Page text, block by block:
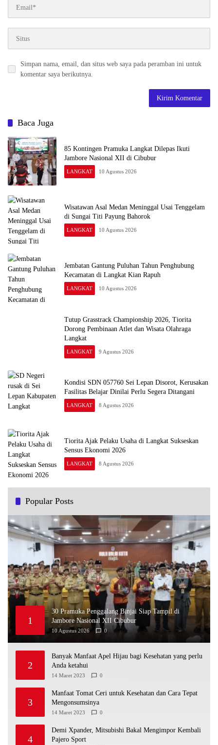
Simpan nama, email, dan situs web saya pada peramban ini untuk
komentar saya berikutnya.
Baca Juga
85 Kontingen Pramuka Langkat Dilepas Ikuti
Jambore Nasional XII di Cibubur
LANGKAT 10 Agustus 2026
Wisatawan Asal Medan Meninggal Usai Tenggelam
di Sungai Titi Payung Bahorok
LANGKAT 10 Agustus 2026
Jembatan Gantung Puluhan Tahun Penghubung
Kecamatan di Langkat Kian Rapuh
LANGKAT 10 Agustus 2026
Tutup Grasstrack Championship 2026, Tiorita
Dorong Pembinaan Atlet dan Wisata Olahraga
Langkat
LANGKAT 9 Agustus 2026
Kondisi SDN 057760 Sei Lepan Disorot, Kerusakan
Fasilitas Belajar Dinilai Perlu Segera Ditangani
LANGKAT 8 Agustus 2026
Tiorita Ajak Pelaku Usaha di Langkat Sukseskan
Sensus Ekonomi 2026
LANGKAT 8 Agustus 2026
Popular Posts
1
30 Pramuka Penggalang Binjai Siap Tampil di
Jambore Nasional XII Cibubur
10 Agustus 2026 0
2
Banyak Manfaat Apel Hijau bagi Kesehatan yang perlu
Anda ketahui
14 Maret 2023 0
3
Manfaat Tomat Ceri untuk Kesehatan dan Cara Tepat
Mengonsumsinya
14 Maret 2023 0
4
Demi Xpander, Mitsubishi Bakal Mengimpor Kembali
Pajero Sport